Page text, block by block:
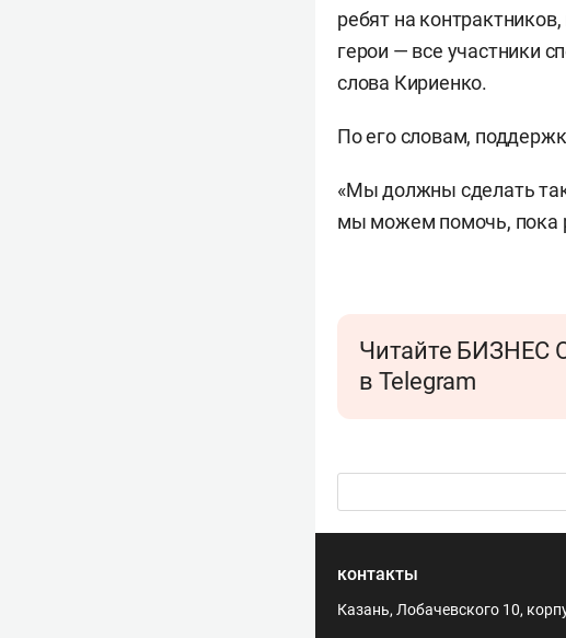
ребят на
герои — все участники
слова Кириенко.
По его словам,
«Мы должны сделать
мы можем помочь, пока
Читайте БИЗНЕС
в Telegram
контакты
Казань, Лобачевского 10,